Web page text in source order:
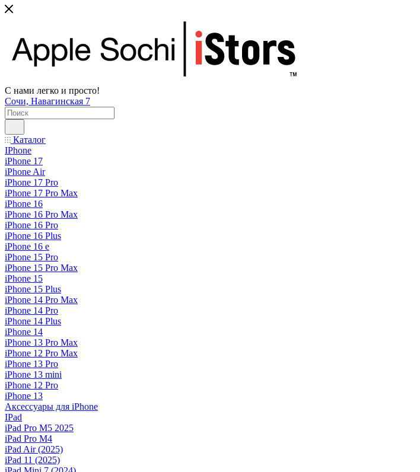
С нами легко и просто!
Сочи, Навагинская 7
Каталог
IPhone
iPhone 17
iPhone Air
iPhone 17 Pro
iPhone 17 Pro Max
iPhone 16
iPhone 16 Pro Max
iPhone 16 Pro
iPhone 16 Plus
iPhone 16 e
iPhone 15 Pro
iPhone 15 Pro Max
iPhone 15
iPhone 15 Plus
iPhone 14 Pro Max
iPhone 14 Pro
iPhone 14 Plus
iPhone 14
iPhone 13 Pro Max
iPhone 12 Pro Max
iPhone 13 Pro
iPhone 13 mini
iPhone 12 Pro
iPhone 13
Аксессуары для iPhone
IPad
iPad Pro M5 2025
iPad Pro M4
iPad Air (2025)
iPad 11 (2025)